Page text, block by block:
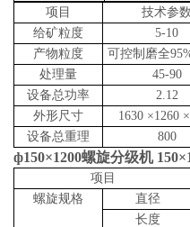
项目
技术参数
给矿粒度
5-10
产物粒度
可控制磨全
处理量
45-90
设备总功率
2.12
外形尺寸
1630 ×1260
设备总重理
800
ф150×1200螺旋分级机
项目
螺旋规格
直径
长度